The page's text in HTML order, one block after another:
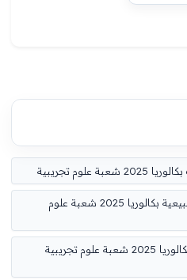
تجريبية
تصحيح موضوع العلوم الطبيعية بكالوريا 2025 شعبة علوم
تصحيح موضوع الفلسفة بكالوريا 2025 شعبة علوم تجريبية